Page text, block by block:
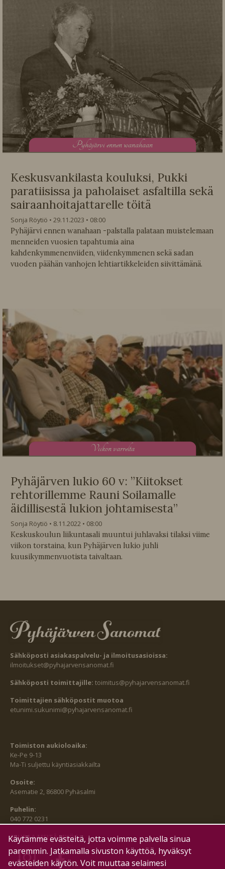
Pyhäjärvi ennen wanahaan
Keskusvankilasta kouluksi, Pukki
paratiisissa ja paholaiset asfaltilla sekä
sairaanhoitajattarelle töitä
Sonja Röytiö 29.11.2023
08:00
Pyhäjärvi ennen wanahaan -palstalla palataan muistelemaan
menneiden vuosien tapahtumia aina
kahdenkymmenenviiden, viidenkymmenen sekä sadan
vuoden päähän vanhojen lehtiartikkeleiden siivittämänä.
Viikon varrelta
Pyhäjärven lukio 60 v: ”Kiitokset
rehtorillemme Rauni Soilamalle
äidillisestä lukion johtamisesta”
Sonja Röytiö 8.11.2022
08:00
Keskuskoulun liikuntasali muuntui juhlavaksi tilaksi viime
viikon torstaina, kun Pyhäjärven lukio juhli
kuusikymmenvuotista taivaltaan.
Sähköposti asiakaspalvelu- ja ilmoitusasioissa:
ilmoitukset@pyhajarvensanomat.fi
Sähköposti toimittajille: toimitus@pyhajarvensanomat.fi
Toimittajien sähköpostit muotoa
etunimi.sukunimi@pyhajarvensanomat.fi
Toimiston aukioloaika:
Ke-Pe 9-13
Ma-Ti suljettu käyntiasiakkailta
Osoite:
Asematie 2, 86800 Pyhäsalmi
Puhelin:
040 772 0231
SEURAA MEITÄ MYÖS:
Käytämme evästeitä, jotta voimme palvella sinua
paremmin. Jatkamalla sivuston käyttöä, hyväksyt
evästeiden käytön. Voit muuttaa selaimesi